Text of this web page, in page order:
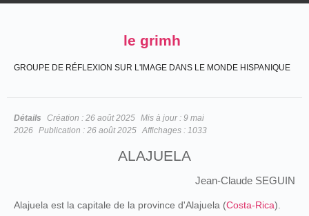
le grimh
GROUPE DE RÉFLEXION SUR L'IMAGE DANS LE MONDE HISPANIQUE
Détails Création : 26 août 2025 Mis à jour : 9 mai
2026 Publication : 26 août 2025 Affichages : 1033
ALAJUELA
Jean-Claude SEGUIN
Alajuela est la capitale de la province d'Alajuela (Costa-Rica).